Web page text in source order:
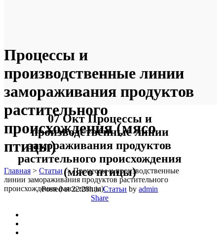
Процессы и
производственные линии
замораживания продуктов
растительного
происхождения (мясо
птицы)
Главная > Статьи >Процессы и производственные
линии замораживания продуктов растительного
происхождения (мясо птицы)
07 ОктПроцессы и
производственные линии
замораживания продуктов
растительного происхождения
(мясо птицы)
Posted at 22:28hinСтатьи byadmin
Share